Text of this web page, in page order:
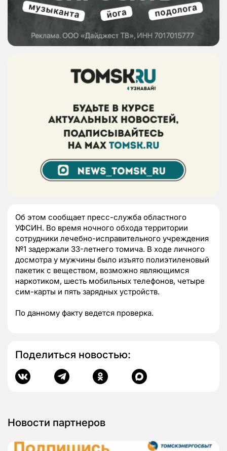
Об этом сообщает пресс-служба областного
УФСИН. Во время ночного обхода территории
сотрудники лечебно-исправительного учреждения
№1 задержали 33-летнего томича. В ходе личного
досмотра у мужчины было изъято полиэтиленовый
пакетик с веществом, возможно являющимся
наркотиком, шесть мобильных телефонов, четыре
сим-карты и пять зарядных устройств.
По данному факту ведется проверка.
Поделиться новостью:
Новости партнеров